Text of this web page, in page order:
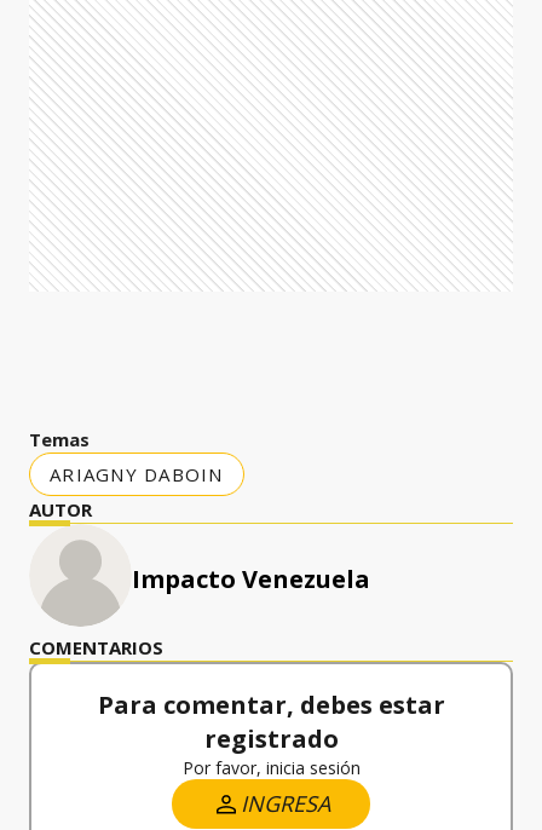
Temas
ARIAGNY DABOIN
AUTOR
Impacto Venezuela
COMENTARIOS
Para comentar, debes estar
registrado
Por favor, inicia sesión
INGRESA